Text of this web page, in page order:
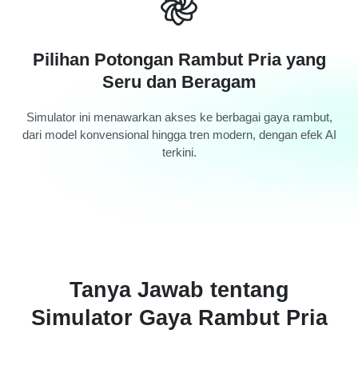
Pilihan Potongan Rambut Pria yang
Seru dan Beragam
Simulator ini menawarkan akses ke berbagai gaya rambut,
dari model konvensional hingga tren modern, dengan efek AI
terkini.
Tanya Jawab tentang
Simulator Gaya Rambut Pria